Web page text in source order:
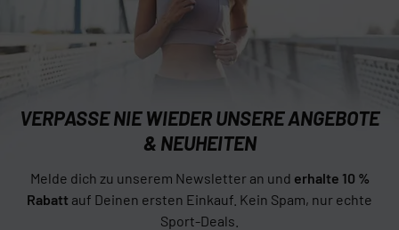
VERPASSE NIE WIEDER UNSERE ANGEBOTE
& NEUHEITEN
Melde dich zu unserem Newsletter an und erhalte 10 %
Rabatt auf Deinen ersten Einkauf. Kein Spam, nur echte
Sport-Deals.